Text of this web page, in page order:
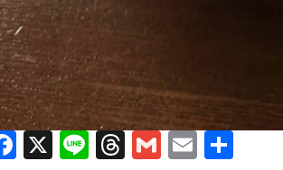
Facebook
X LineThreads
Gmail
Email